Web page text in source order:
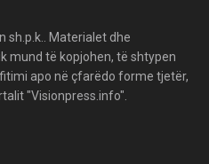
sh.p.k.. Materialet dhe
mund të kopjohen, të shtypen
apo në çfarëdo forme tjetër,
"Visionpress.info".